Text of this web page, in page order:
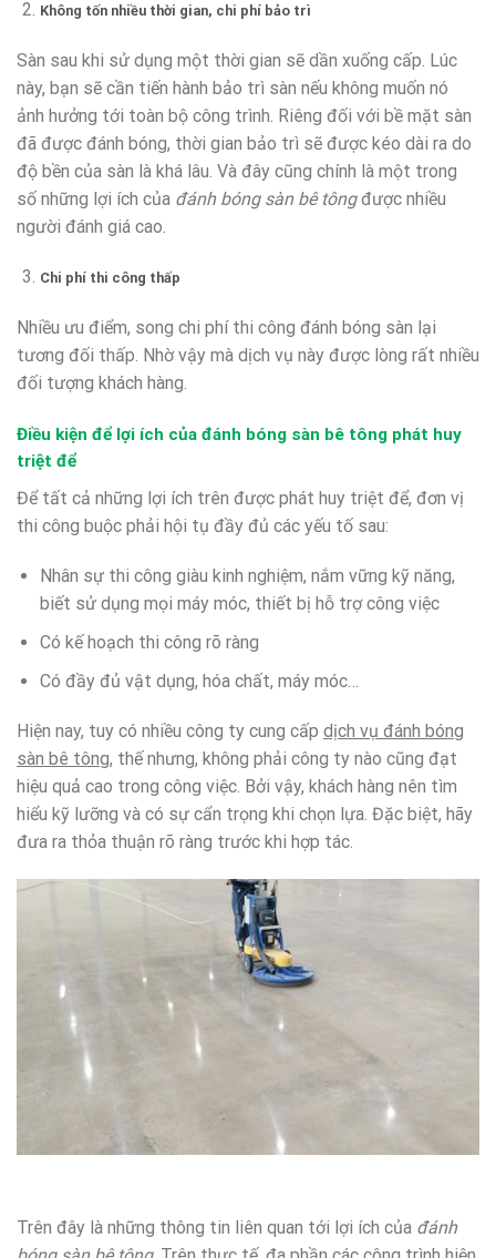
Không tốn nhiều thời gian, chi phí bảo trì
Sàn sau khi sử dụng một thời gian sẽ dần xuống cấp. Lúc
này, bạn sẽ cần tiến hành bảo trì sàn nếu không muốn nó
ảnh hưởng tới toàn bộ công trình. Riêng đối với bề mặt sàn
đã được đánh bóng, thời gian bảo trì sẽ được kéo dài ra do
độ bền của sàn là khá lâu. Và đây cũng chính là một trong
số những lợi ích của đánh bóng sàn bê tôngđược nhiều
người đánh giá cao.
Chi phí thi công thấp
Nhiều ưu điểm, song chi phí thi công đánh bóng sàn lại
tương đối thấp. Nhờ vậy mà dịch vụ này được lòng rất nhiều
đối tượng khách hàng.
Điều kiện để lợi ích của đánh bóng sàn bê tông phát huy
triệt để
Để tất cả những lợi ích trên được phát huy triệt để, đơn vị
thi công buộc phải hội tụ đầy đủ các yếu tố sau:
Nhân sự thi công giàu kinh nghiệm, nắm vững kỹ năng,
biết sử dụng mọi máy móc, thiết bị hỗ trợ công việc
Có kế hoạch thi công rõ ràng
Có đầy đủ vật dụng, hóa chất, máy móc…
Hiện nay, tuy có nhiều công ty cung cấp dịch vụ đánh bóng
sàn bê tông, thế nhưng, không phải công ty nào cũng đạt
hiệu quả cao trong công việc. Bởi vậy, khách hàng nên tìm
hiểu kỹ lưỡng và có sự cẩn trọng khi chọn lựa. Đặc biệt, hãy
đưa ra thỏa thuận rõ ràng trước khi hợp tác.
Trên đây là những thông tin liên quan tới lợi ích của đánh